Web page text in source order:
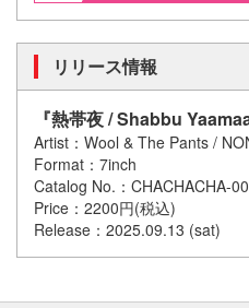
リリース情報
『熱帯夜 / Shabbu Yaamaa
Artist：Wool & The Pants /
Format：7inch
Catalog No.：CHACHACHA-
Price：2200円(税込)
Release：2025.09.13 (sat)